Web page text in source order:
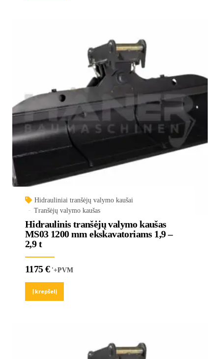
Hidrauliniai tranšėjų valymo kaušai
Tranšėjų valymo kaušas
Hidraulinis tranšėjų valymo kaušas
MS03 1200 mm ekskavatoriams 1,9 –
2,9 t
1175€'+PVM
Į krepšelį